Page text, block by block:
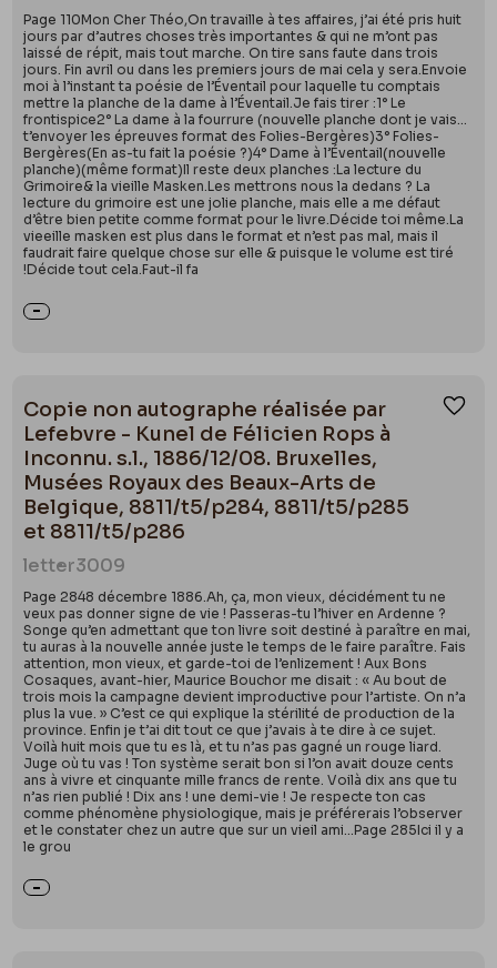
Page 110Mon Cher Théo,On travaille à tes affaires, j’ai été pris huit
jours par d’autres choses très importantes & qui ne m’ont pas
laissé de répit, mais tout marche. On tire sans faute dans trois
jours. Fin avril ou dans les premiers jours de mai cela y sera.Envoie
moi à l’instant ta poésie de l’Éventail pour laquelle tu comptais
mettre la planche de la dame à l’Éventail.Je fais tirer :1° Le
frontispice2° La dame à la fourrure (nouvelle planche dont je vais…
t’envoyer les épreuves format des Folies-Bergères)3° Folies-
Bergères(En as-tu fait la poésie ?)4° Dame à l’Éventail(nouvelle
planche)(même format)Il reste deux planches :La lecture du
Grimoire& la vieille Masken.Les mettrons nous la dedans ? La
lecture du grimoire est une jolie planche, mais elle a me défaut
d’être bien petite comme format pour le livre.Décide toi même.La
vieeille masken est plus dans le format et n’est pas mal, mais il
faudrait faire quelque chose sur elle & puisque le volume est tiré
!Décide tout cela.Faut-il fa
Copie non autographe réalisée par
Lefebvre - Kunel de Félicien Rops à
Inconnu. s.l., 1886/12/08. Bruxelles,
Musées Royaux des Beaux-Arts de
Belgique, 8811/t5/p284, 8811/t5/p285
et 8811/t5/p286
letter3009
Page 2848 décembre 1886.Ah, ça, mon vieux, décidément tu ne
veux pas donner signe de vie ! Passeras-tu l’hiver en Ardenne ?
Songe qu’en admettant que ton livre soit destiné à paraître en mai,
tu auras à la nouvelle année juste le temps de le faire paraître. Fais
attention, mon vieux, et garde-toi de l’enlizement ! Aux Bons
Cosaques, avant-hier, Maurice Bouchor me disait : « Au bout de
trois mois la campagne devient improductive pour l’artiste. On n’a
plus la vue. » C’est ce qui explique la stérilité de production de la
province. Enfin je t’ai dit tout ce que j’avais à te dire à ce sujet.
Voilà huit mois que tu es là, et tu n’as pas gagné un rouge liard.
Juge où tu vas ! Ton système serait bon si l’on avait douze cents
ans à vivre et cinquante mille francs de rente. Voilà dix ans que tu
n’as rien publié ! Dix ans ! une demi-vie ! Je respecte ton cas
comme phénomène physiologique, mais je préférerais l’observer
et le constater chez un autre que sur un vieil ami…Page 285Ici il y a
le grou